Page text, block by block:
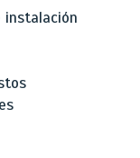
instalación